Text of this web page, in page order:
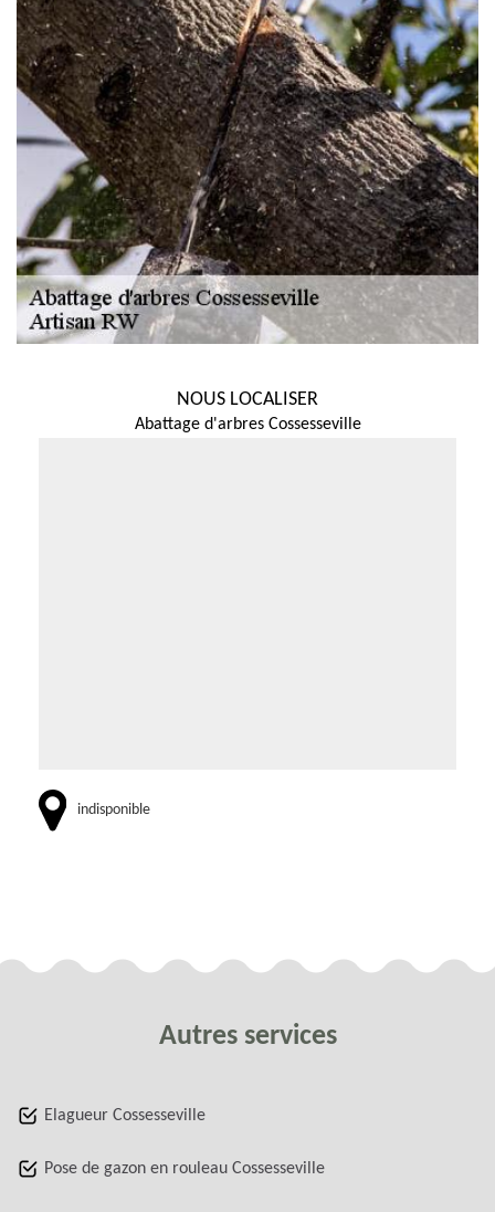
NOUS LOCALISER
Abattage d'arbres Cossesseville
indisponible
Autres services
Elagueur Cossesseville
Pose de gazon en rouleau Cossesseville